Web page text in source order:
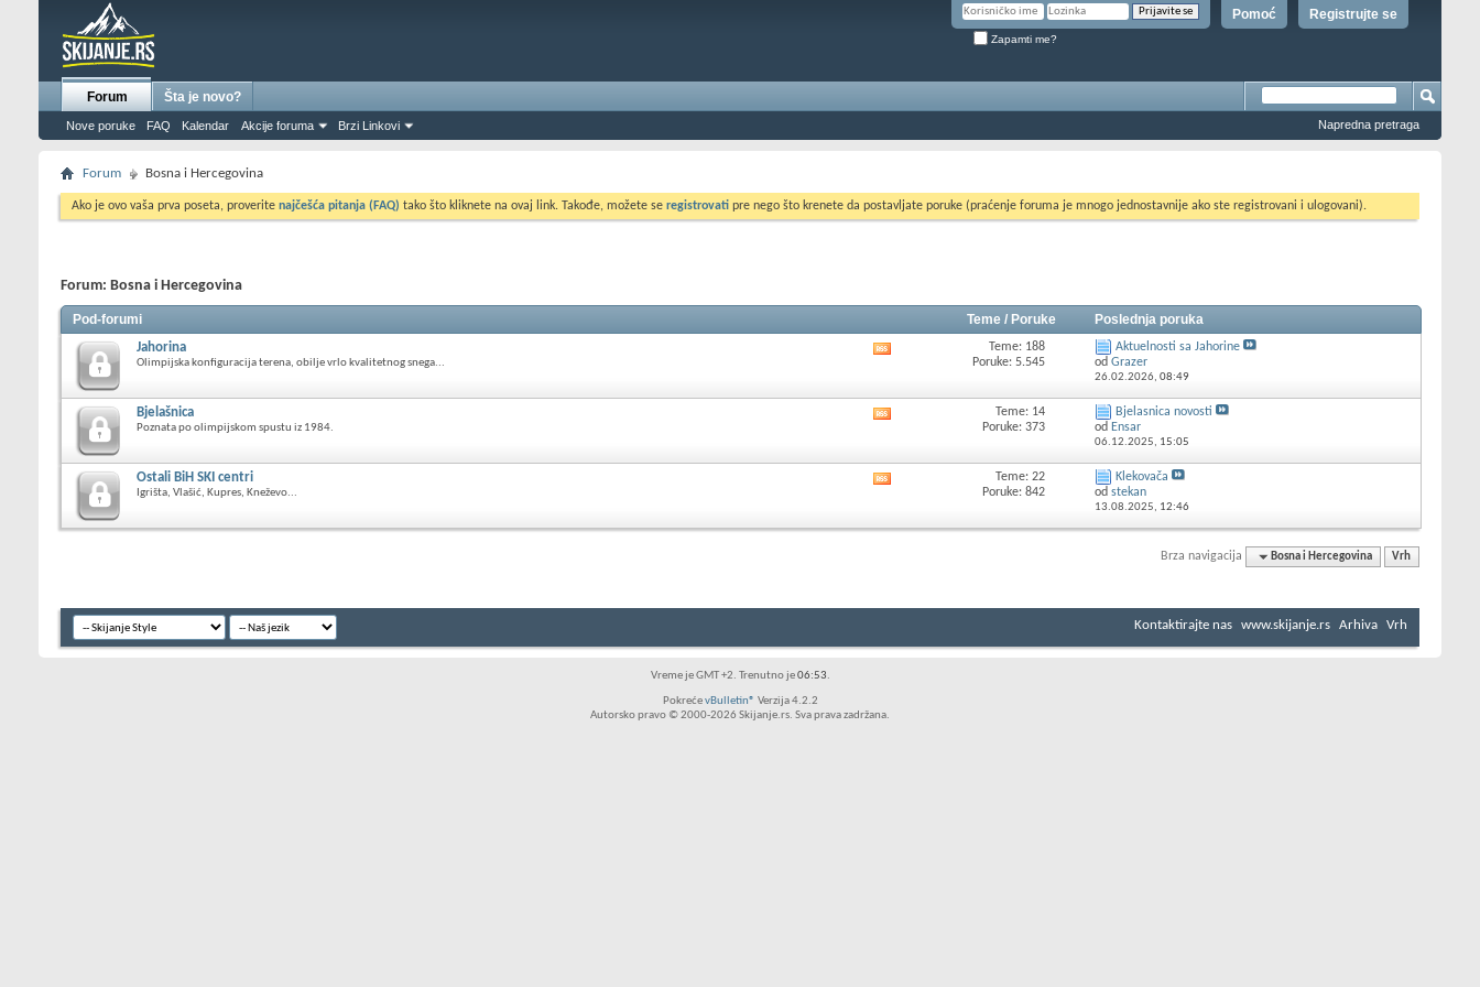
Registrujte se
Pomoć
Zapamti me?
Forum
Nove poruke FAQ Kalendar Akcije foruma Brzi Linkovi
Šta je novo?
Napredna pretraga
Forum Bosna i Hercegovina
Ako je ovo vaša prva poseta, proverite najčešća pitanja (FAQ) tako što kliknete na ovaj link. Takođe, možete se registrovati pre nego što krenete da postavljate poruke (praćenje foruma je mnogo jednostavnije ako ste registrovani i ulogovani).
Forum: Bosna i Hercegovina
Pod-forumi Teme / Poruke Poslednja poruka
Jahorina
Olimpijska konfiguracija terena, obilje vrlo kvalitetnog snega...
ovog
Teme: 188
Poruke: 5.545
Aktuelnosti sa Jahorine
od Grazer
26.02.2026, 08:49
Bjelašnica
Poznata po olimpijskom spustu iz 1984.
ovog
Teme: 14
Poruke: 373
Bjelasnica novosti
od Ensar
06.12.2025, 15:05
Ostali BiH SKI centri
Igrišta, Vlašić, Kupres, Kneževo...
ovog
Teme: 22
Poruke: 842
Klekovača
od stekan
13.08.2025, 12:46
Brza navigacija Bosna i Hercegovina Vrh
Kontaktirajte nas www.skijanje.rs Arhiva Vrh
Vreme je GMT +2. Trenutno je06:53.
PokrećevBulletin® Verzija 4.2.2
Autorsko pravo © 2000-2026 Skijanje.rs. Sva prava zadržana.